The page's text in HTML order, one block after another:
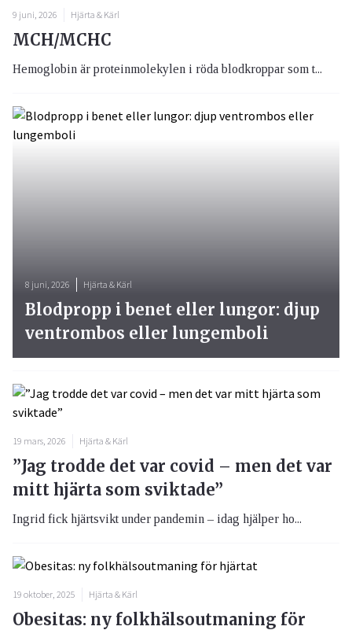
9 juni, 2026 Hjärta & Kärl
MCH/MCHC
Hemoglobin är proteinmolekylen i röda blodkroppar som t...
8 juni, 2026 Hjärta & Kärl
Blodpropp i benet eller lungor: djup
ventrombos eller lungemboli
19 mars, 2026 Hjärta & Kärl
”Jag trodde det var covid – men det var
mitt hjärta som sviktade”
Ingrid fick hjärtsvikt under pandemin – idag hjälper ho...
19 oktober, 2025 Hjärta & Kärl
Obesitas: ny folkhälsoutmaning för